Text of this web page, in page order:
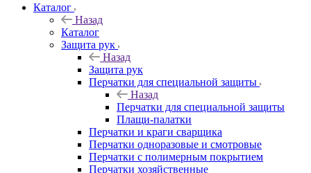
Каталог
Назад
Каталог
Защита рук
Назад
Защита рук
Перчатки для специальной защиты
Назад
Перчатки для специальной защиты
Плащи-палатки
Перчатки и краги сварщика
Перчатки одноразовые и смотровые
Перчатки с полимерным покрытием
Перчатки хозяйственные